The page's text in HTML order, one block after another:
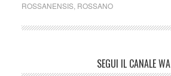
ROSSANENSIS, ROSSANO
SEGUI IL CANALE WA